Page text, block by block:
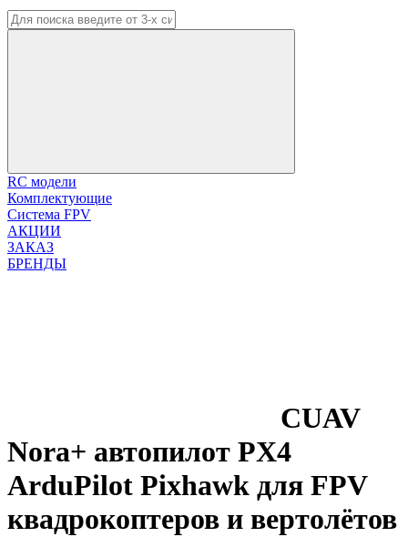
RC модели
Комплектующие
Система FPV
АКЦИИ
ЗАКАЗ
БРЕНДЫ
CUAV
Nora+ автопилот PX4
ArduPilot Pixhawk для FPV
квадрокоптеров и вертолётов